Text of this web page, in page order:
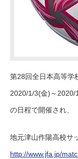
第28回全日本高等学
2020/1/3(金)～2020/
の日程で開催され、
地元津山作陽高校サ
http://www.jfa.jp/